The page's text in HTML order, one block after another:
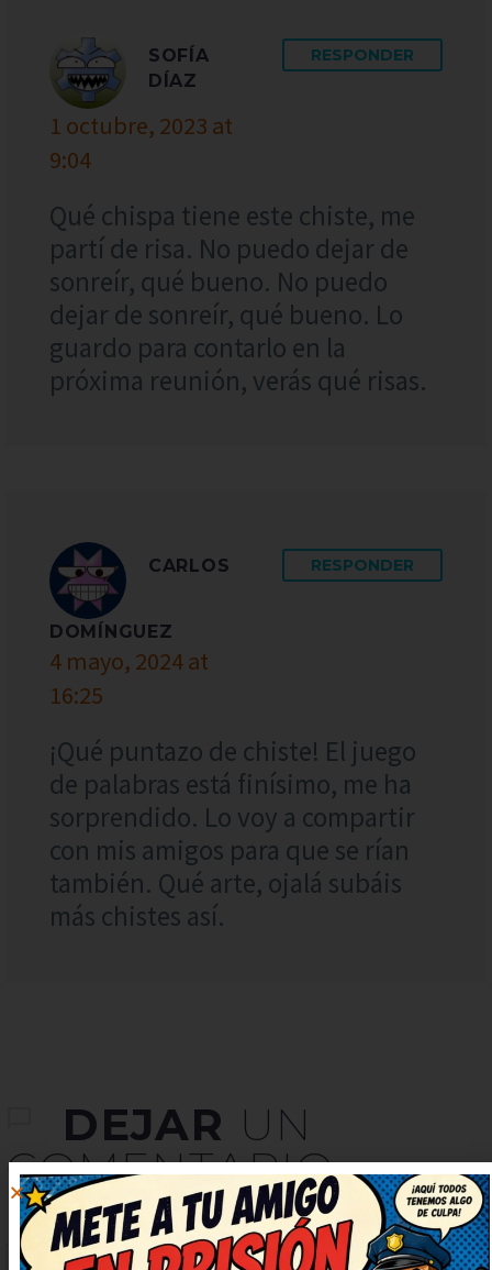
SOFÍA
DÍAZ
1 octubre, 2023 at
9:04
RESPONDER
Qué chispa tiene este chiste, me
partí de risa. No puedo dejar de
sonreír, qué bueno. No puedo
dejar de sonreír, qué bueno. Lo
guardo para contarlo en la
próxima reunión, verás qué risas.
CARLOS
DOMÍNGUEZ
4 mayo, 2024 at
16:25
RESPONDER
¡Qué puntazo de chiste! El juego
de palabras está finísimo, me ha
sorprendido. Lo voy a compartir
con mis amigos para que se rían
también. Qué arte, ojalá subáis
más chistes así.
DEJAR UN
COMENTARIO